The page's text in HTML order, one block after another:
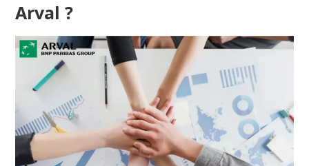
Arval ?